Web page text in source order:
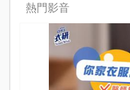
熱門影音